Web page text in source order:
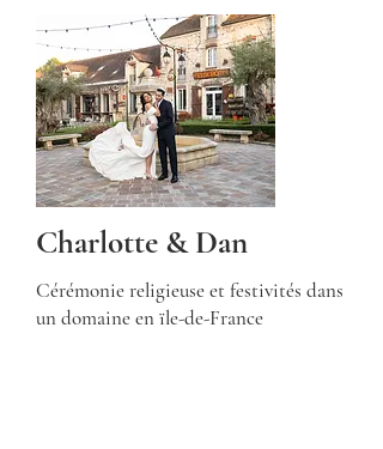
Charlotte & Dan
Cérémonie religieuse et festivités dans
un domaine en ïle-de-France